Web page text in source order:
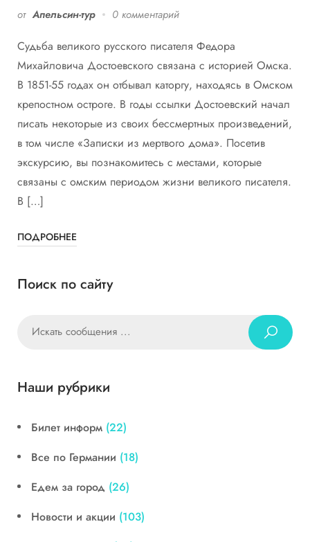
от Апельсин-тур 0 комментарий
Судьба великого русского писателя Федора
Михайловича Достоевского связана с историей Омска.
В 1851-55 годах он отбывал каторгу, находясь в Омском
крепостном остроге. В годы ссылки Достоевский начал
писать некоторые из своих бессмертных произведений,
в том числе «Записки из мертвого дома». Посетив
экскурсию, вы познакомитесь с местами, которые
связаны с омским периодом жизни великого писателя.
В […]
ПОДРОБНЕЕ
Поиск по сайту
Наши рубрики
Билет информ (22)
Все по Германии (18)
Едем за город (26)
Новости и акции (103)